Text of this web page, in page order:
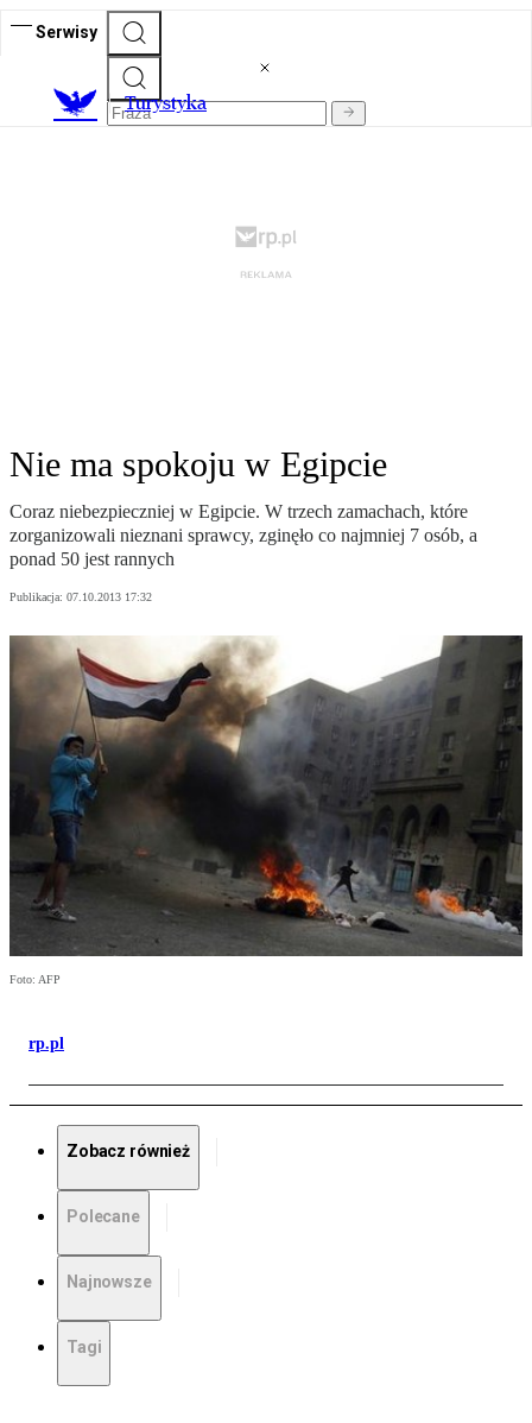
Serwisy
Turystyka
Nie ma spokoju w Egipcie
Coraz niebezpieczniej w Egipcie. W trzech zamachach, które
zorganizowali nieznani sprawcy, zginęło co najmniej 7 osób, a
ponad 50 jest rannych
Publikacja: 07.10.2013 17:32
Foto: AFP
rp.pl
Zobacz również
Polecane
Najnowsze
Tagi